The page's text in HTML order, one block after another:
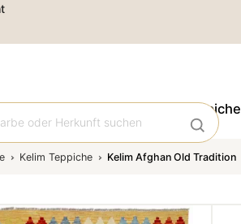
Orientteppiche
Kelim Teppiche Kelim Afghan Old Tradition